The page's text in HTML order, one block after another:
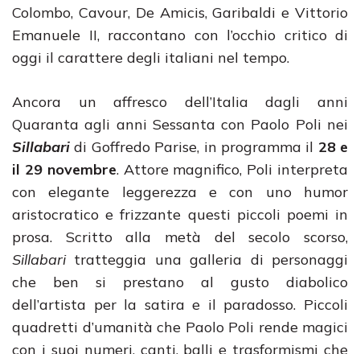
Colombo, Cavour, De Amicis, Garibaldi e Vittorio
Emanuele II, raccontano con l’occhio critico di
oggi il carattere degli italiani nel tempo.
Ancora un affresco dell’Italia dagli anni
Quaranta agli anni Sessanta con Paolo Poli nei
Sillabari di Goffredo Parise, in programma il 28 e
il 29 novembre. Attore magnifico, Poli interpreta
con elegante leggerezza e con uno humor
aristocratico e frizzante questi piccoli poemi in
prosa. Scritto alla metà del secolo scorso,
Sillabaritratteggia una galleria di personaggi
che ben si prestano al gusto diabolico
dell’artista per la satira e il paradosso. Piccoli
quadretti d’umanità che Paolo Poli rende magici
con i suoi numeri, canti, balli e trasformismi che